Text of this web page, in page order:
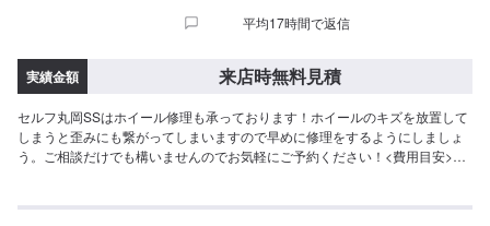
平均17時間で返信
実績金額 来店時無料見積
セルフ丸岡SSはホイール修理も承っております！ホイールのキズを放置して
しまうと歪みにも繋がってしまいますので早めに修理をするようにしましょ
う。ご相談だけでも構いませんのでお気軽にご予約ください！<費用目安>ご